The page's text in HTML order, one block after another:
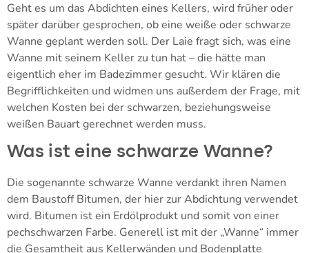
Geht es um das Abdichten eines Kellers, wird früher oder
später darüber gesprochen, ob eine weiße oder schwarze
Wanne geplant werden soll. Der Laie fragt sich, was eine
Wanne mit seinem Keller zu tun hat – die hätte man
eigentlich eher im Badezimmer gesucht. Wir klären die
Begrifflichkeiten und widmen uns außerdem der Frage, mit
welchen Kosten bei der schwarzen, beziehungsweise
weißen Bauart gerechnet werden muss.
Was ist eine schwarze Wanne?
Die sogenannte schwarze Wanne verdankt ihren Namen
dem Baustoff Bitumen, der hier zur Abdichtung verwendet
wird. Bitumen ist ein Erdölprodukt und somit von einer
pechschwarzen Farbe. Generell ist mit der „Wanne“ immer
die Gesamtheit aus Kellerwänden und Bodenplatte